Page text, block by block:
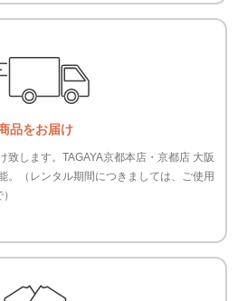
品をお届け
致します。TAGAYA京都本店・京都店 大阪
。（レンタル期間につきましては、ご使用